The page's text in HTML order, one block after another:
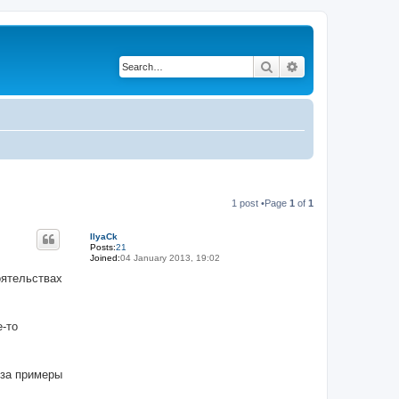
Search
1 post •Page 1 of 1
IlyaCk
Posts:21
Joined:04 January 2013, 19:02
то
примеры